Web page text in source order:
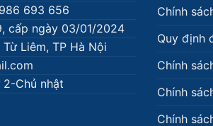
693 656
cấp ngày 03/01/2024
Liêm, TP Hà Nội
Chủ nhật
Chính
Quy định
Chính
Chính
Chính